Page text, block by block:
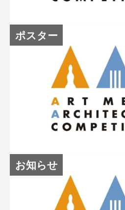
ポスターコンペ募集締め
ポスター
AAC2026ポスターコン
(日)です
お知らせ